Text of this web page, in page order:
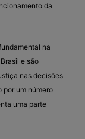
da
na
e são
nas decisões
por um número
uma parte